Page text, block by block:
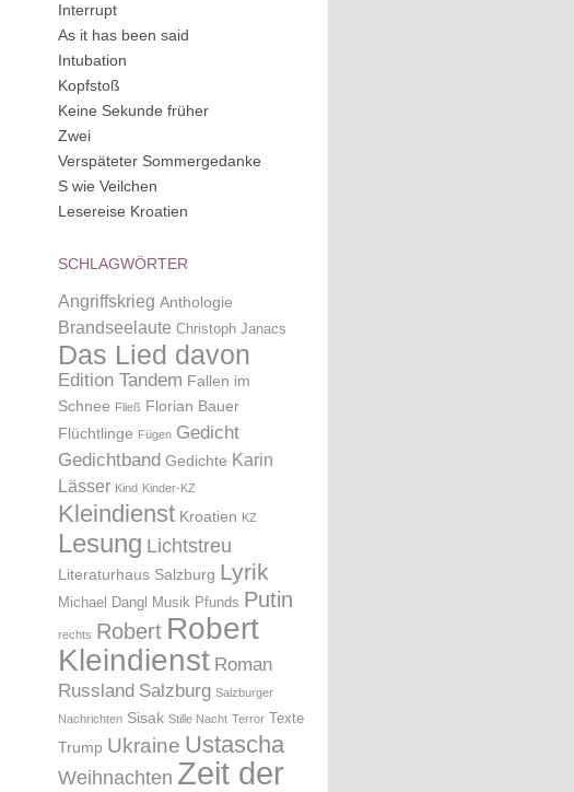
Interrupt
As it has been said
Intubation
Kopfstoß
Keine Sekunde früher
Zwei
Verspäteter Sommergedanke
S wie Veilchen
Lesereise Kroatien
SCHLAGWÖRTER
Angriffskrieg Anthologie
Brandseelaute Christoph Janacs
Das Lied davon
Edition Tandem Fallen im
Schnee Fließ Florian Bauer
Flüchtlinge Fügen Gedicht
Gedichtband Gedichte Karin
Lässer Kind Kinder-KZ
Kleindienst Kroatien KZ
Lesung Lichtstreu
Literaturhaus Salzburg Lyrik
Michael Dangl Musik Pfunds Putin
rechts Robert Robert
Kleindienst Roman
Russland Salzburg Salzburger
Nachrichten Sisak Stille Nacht Terror Texte
Trump Ukraine Ustascha
Weihnachten Zeit der